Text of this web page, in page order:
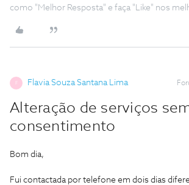
como "Melhor Resposta" e faça "Like" nos
Flavia Souza Santana Lima
Alteração de serviços
consentimento
Bom dia,
Fui contactada por telefone em dois dias